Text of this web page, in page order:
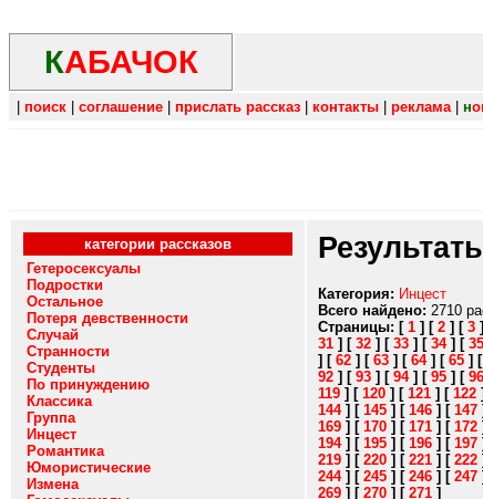
КАБАЧОК
поиск соглашение прислать рассказ контакты реклама| н
категории рассказов
Гетеросексуалы
Подростки
Остальное
Потеря девственности
Случай
Странности
Студенты
По принуждению
Классика
Группа
Инцест
Романтика
Юмористические
Измена
Категория: Инцест
Всего найдено: 2710
Страницы: [ 1 ] [ 2 ] [ 3 ]
31 ] [ 32 ] [ 33 ] [ 34] [ 35
] [ 62 ] [ 63 ] [ 64] [ 65 ] [
92 ] [ 93 ] [ 94] [ 95 ] [ 96
119 ] [ 120 ] [ 121 ] [ 122 ]
144] [ 145 ] [ 146 ] [ 147 ]
169 ] [ 170 ] [ 171 ] [ 172 ]
194] [ 195 ] [ 196 ] [ 197 ]
219 ] [ 220 ] [ 221 ] [ 222 ]
244] [ 245 ] [ 246 ] [ 247 ]
269 ] [ 270 ] [ 271 ]